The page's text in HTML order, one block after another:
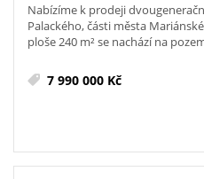
Nabízíme k prodeji
Palackého, části města
ploše 240 m² se nachází na
7 990 000 Kč